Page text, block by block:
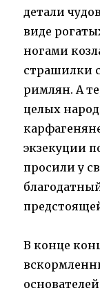
детали
виде
ногами
страшилки
римлян. А
целых
экзекуции
просили у
В конце